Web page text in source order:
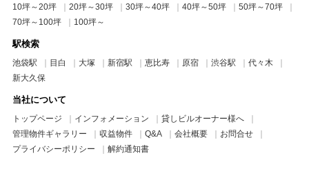
10坪～20坪 20坪～30坪 30坪～40坪 40坪～50坪
50坪～70坪
70坪～100坪
100坪～
駅検索
池袋駅 目白 大塚 新宿駅 恵比寿 原宿 渋谷駅
代々木
新大久保
当社について
トップページ インフォメーション
貸しビルオーナー様へ
管理物件ギャラリー
収益物件 Q&A 会社概要
お問合せ
プライバシーポリシー
解約通知書